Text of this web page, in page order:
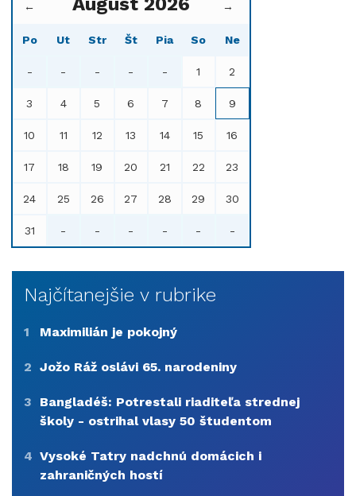
← →
Po Ut Str Št Pia So Ne
- - - - - 1 2
3 4 5 6 7 8 9
10 11 12 13 14 15 16
17 18 19 20 21 22 23
24 25 26 27 28 29 30
31 - - - - - -
Najčítanejšie v rubrike
1 Maximilián je pokojný
2 Jožo Ráž oslávi 65. narodeniny
3
Bangladéš: Potrestali riaditeľa strednej
školy - ostrihal vlasy 50 študentom
4 Vysoké Tatry nadchnú domácich i
zahraničných hostí